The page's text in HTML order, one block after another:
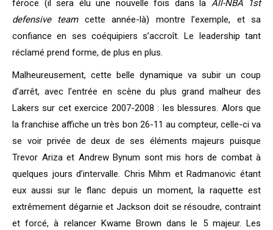
féroce (il sera élu une nouvelle fois dans la All-NBA 1st
defensive teamcette année-là) montre l’exemple, et sa
confiance en ses coéquipiers s’accroît. Le leadership tant
réclamé prend forme, de plus en plus.
Malheureusement, cette belle dynamique va subir un coup
d’arrêt, avec l’entrée en scène du plus grand malheur des
Lakers sur cet exercice 2007-2008 : les blessures. Alors que
la franchise affiche un très bon 26-11 au compteur, celle-ci va
se voir privée de deux de ses éléments majeurs puisque
Trevor Ariza et Andrew Bynum sont mis hors de combat à
quelques jours d’intervalle. Chris Mihm et Radmanovic étant
eux aussi sur le flanc depuis un moment, la raquette est
extrêmement dégarnie et Jackson doit se résoudre, contraint
et forcé, à relancer Kwame Brown dans le 5 majeur. Les